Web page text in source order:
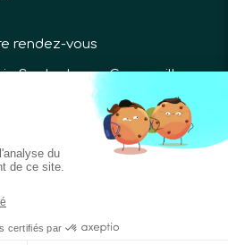
rendez-vous
- Sophrologue Gargenville
site
du site par Simplébo